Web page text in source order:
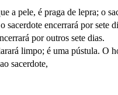
a pele, é praga de lepra; o
encerrará por sete
por outros sete dias.
limpo; é uma pústula. O
sacerdote,